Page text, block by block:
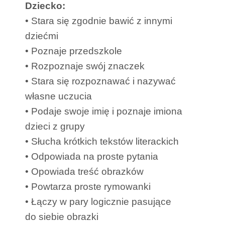
Dziecko:
• Stara się zgodnie bawić z innymi
dziećmi
• Poznaje przedszkole
• Rozpoznaje swój znaczek
• Stara się rozpoznawać i nazywać
własne uczucia
• Podaje swoje imię i poznaje imiona
dzieci z grupy
• Słucha krótkich tekstów literackich
• Odpowiada na proste pytania
• Opowiada treść obrazków
• Powtarza proste rymowanki
• Łączy w pary logicznie pasujące
do siebie obrazki